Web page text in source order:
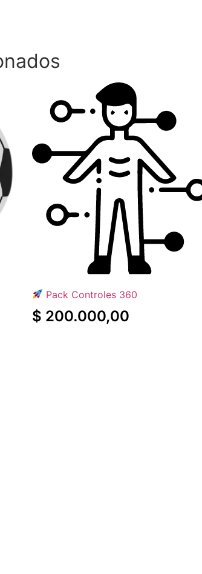
Pack Controles 360
$ 200.000,00